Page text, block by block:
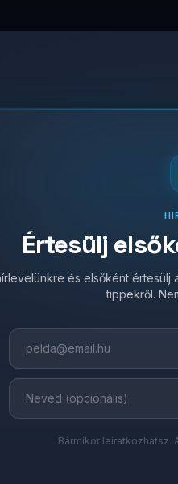
Értesülj
és elsőként értesülj
tippekről.
Bármikor leiratkozhatsz.